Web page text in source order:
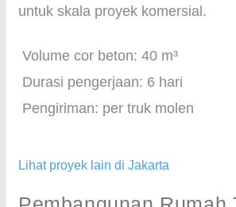
untuk skala proyek komersial.
Volume cor beton: 40 m³
Durasi pengerjaan: 6 hari
Pengiriman: per truk molen
Lihat proyek lain di Jakarta